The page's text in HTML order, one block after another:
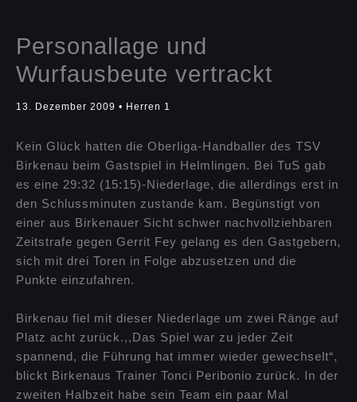
Personallage und
Wurfausbeute vertrackt
13. Dezember 2009 • Herren 1
Kein Glück hatten die Oberliga-Handballer des TSV
Birkenau beim Gastspiel in Helmlingen. Bei TuS gab
es eine 29:32 (15:15)-Niederlage, die allerdings erst in
den Schlussminuten zustande kam. Begünstigt von
einer aus Birkenauer Sicht schwer nachvollziehbaren
Zeitstrafe gegen Gerrit Fey gelang es den Gastgebern,
sich mit drei Toren in Folge abzusetzen und die
Punkte einzufahren.
Birkenau fiel mit dieser Niederlage um zwei Ränge auf
Platz acht zurück.,,Das Spiel war zu jeder Zeit
spannend, die Führung hat immer wieder gewechselt“,
blickt Birkenaus Trainer Tonci Peribonio zurück. In der
zweiten Halbzeit habe sein Team ein paar Mal